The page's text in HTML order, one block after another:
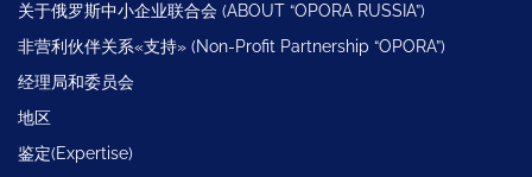
关于俄罗斯中小企业联合会 (ABOUT “OPORA RUSSIA”)
非营利伙伴关系«支持» (Non-Profit Partnership “OPORA”)
经理局和委员会
地区
鉴定(Expertise)